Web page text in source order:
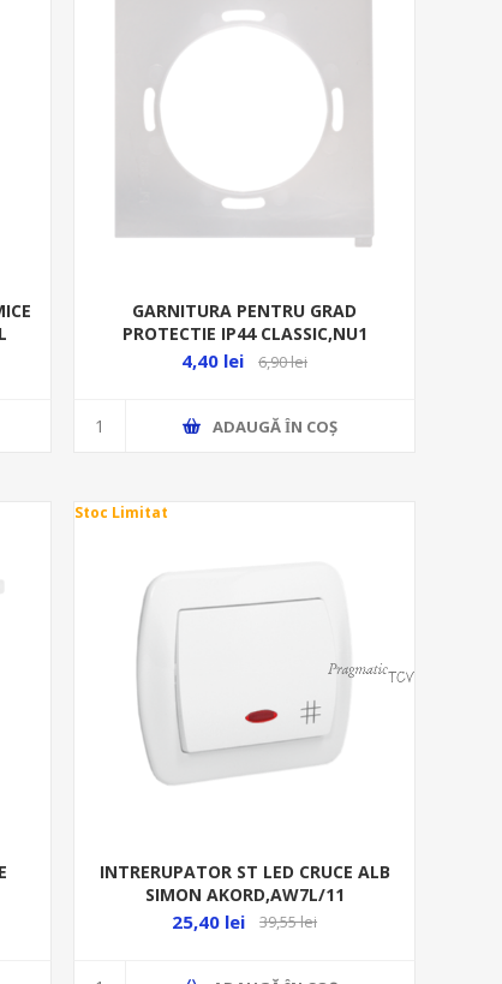
GARNITURA PENTRU GRAD
PROTECTIE IP44 CLASSIC,NU1
4,40 lei 6,90 lei
ADAUGĂ ȊN COŞ
Stoc Limitat
INTRERUPATOR ST LED CRUCE ALB
SIMON AKORD,AW7L/11
25,40 lei 39,55 lei